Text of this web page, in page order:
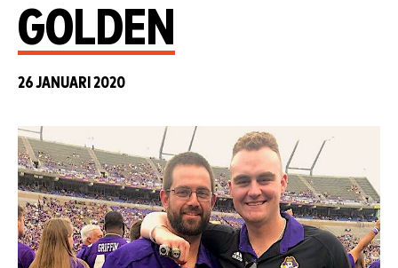
GOLDEN
26 JANUARI 2020